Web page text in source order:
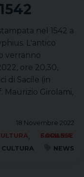
nel 1542 a
L'antico
verranno
ore 20,30,
di Sacile (in
Maurizio Girolami,
18 Novembre 2022
,
FORANIA SACILESE
NEWS